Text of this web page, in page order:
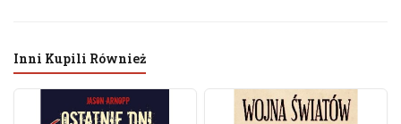
Inni Kupili Również